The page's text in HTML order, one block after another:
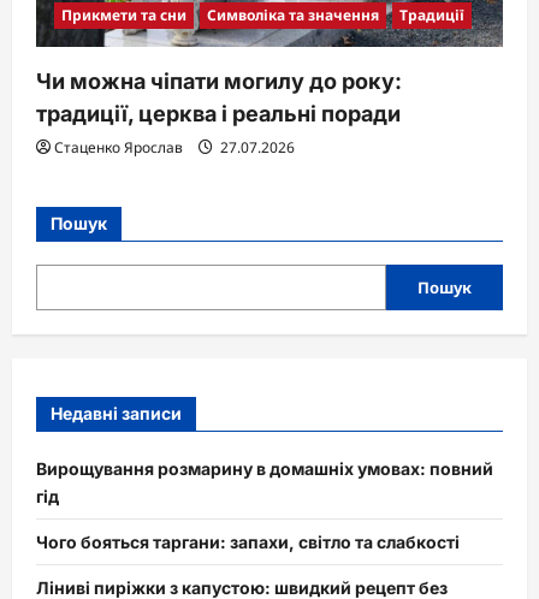
Прикмети та сни Символіка та значення Традиції
Чи можна чіпати могилу до року:
традиції, церква і реальні поради
Стаценко Ярослав 27.07.2026
Пошук
Пошук
Недавні записи
Вирощування розмарину в домашніх умовах: повний
гід
Чого бояться таргани: запахи, світло та слабкості
Ліниві пиріжки з капустою: швидкий рецепт без